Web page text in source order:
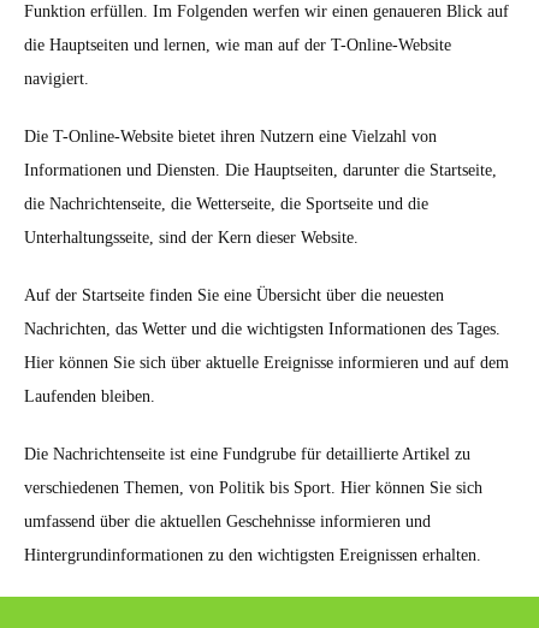
Funktion erfüllen. Im Folgenden werfen wir einen genaueren Blick auf
die Hauptseiten und lernen, wie man auf der T-Online-Website
navigiert.
Die T-Online-Website bietet ihren Nutzern eine Vielzahl von
Informationen und Diensten. Die Hauptseiten, darunter die Startseite,
die Nachrichtenseite, die Wetterseite, die Sportseite und die
Unterhaltungsseite, sind der Kern dieser Website.
Auf der Startseite finden Sie eine Übersicht über die neuesten
Nachrichten, das Wetter und die wichtigsten Informationen des Tages.
Hier können Sie sich über aktuelle Ereignisse informieren und auf dem
Laufenden bleiben.
Die Nachrichtenseite ist eine Fundgrube für detaillierte Artikel zu
verschiedenen Themen, von Politik bis Sport. Hier können Sie sich
umfassend über die aktuellen Geschehnisse informieren und
Hintergrundinformationen zu den wichtigsten Ereignissen erhalten.